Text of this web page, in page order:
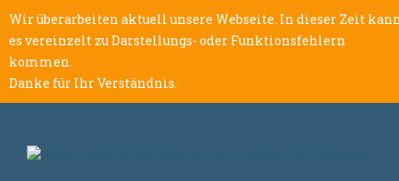
Wir überarbeiten aktuell unsere Webseite. In dieser Zeit
es vereinzelt zu Darstellungs- oder Funktionsfehlern
kommen.
Danke für Ihr Verständnis.